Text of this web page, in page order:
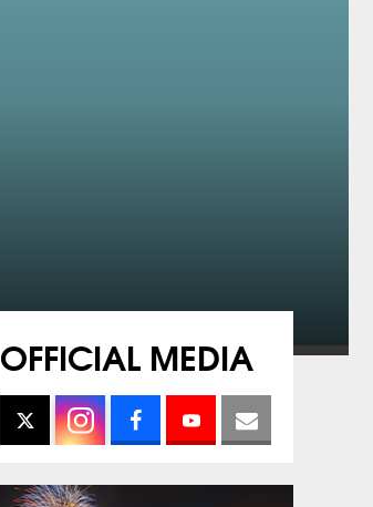
OFFICIAL MEDIA